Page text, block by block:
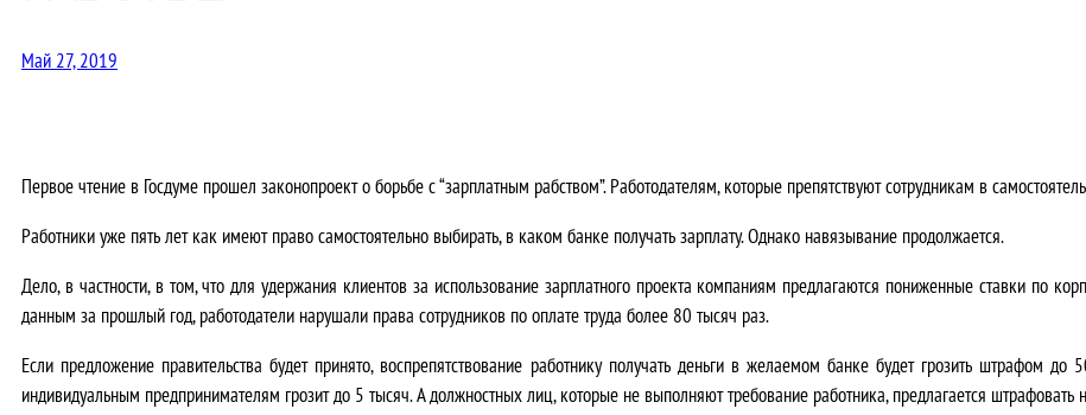
Май 27, 2019
Первое чтение в Госдуме прошел законопроект о борьбе с “зарплатным рабством”. Работодателям, которые препятствуют сотрудникам в
Работники уже пять лет как имеют право самостоятельно выбирать, в каком банке получать зарплату. Однако навязывание продолжается.
Дело, в частности, в том, что для удержания клиентов за использование зарплатного проекта компаниям предлагаются пониженные ставки по
данным за прошлый год, работодатели нарушали права сотрудников по оплате труда более 80 тысяч раз.
Если предложение правительства будет принято, воспрепятствование работнику получать деньги в желаемом банке будет грозить штрафом
индивидуальным предпринимателям грозит до 5 тысяч. А должностных лиц, которые не выполняют требование работника, предлагается